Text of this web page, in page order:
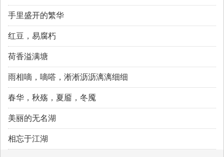
手里盛开的繁华
红豆，易腐朽
荷香溢满塘
雨相嘀，嘀嗒，淅淅沥沥漓漓细细
春华，秋殇，夏靥，冬魇
美丽的无名湖
相忘于江湖